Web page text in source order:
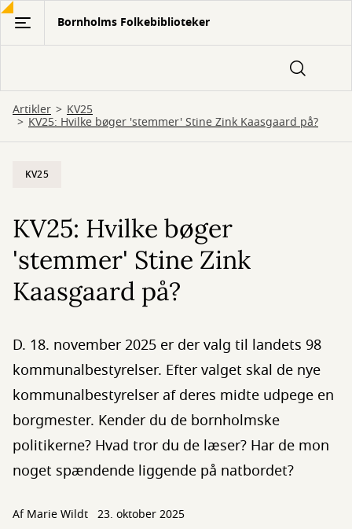
Gå
hovedindhold
Bornholms Folkebiblioteker
Artikler KV25
KV25: Hvilke bøger 'stemmer' Stine Zink Kaasgaard på?
KV25
KV25: Hvilke bøger
'stemmer' Stine Zink
Kaasgaard på?
D. 18. november 2025 er der valg til landets 98
kommunalbestyrelser. Efter valget skal de nye
kommunalbestyrelser af deres midte udpege en
borgmester. Kender du de bornholmske
politikerne? Hvad tror du de læser? Har de mon
noget spændende liggende på natbordet?
AfMarie Wildt 23. oktober 2025